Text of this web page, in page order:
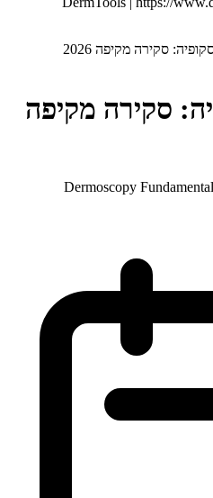
סקירה מקיפה 2026
סקירה מקיפה
Dermoscopy